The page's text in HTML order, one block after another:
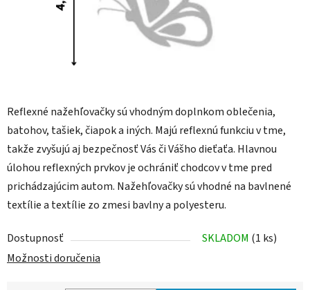
Reflexné nažehľovačky sú vhodným doplnkom oblečenia,
batohov, tašiek, čiapok a iných. Majú reflexnú funkciu v tme,
takže zvyšujú aj bezpečnosť Vás či Vášho dieťaťa. Hlavnou
úlohou reflexných prvkov je ochrániť chodcov v tme pred
prichádzajúcim autom. Nažehľovačky sú vhodné na bavlnené
textílie a textílie zo zmesi bavlny a polyesteru.
Dostupnosť SKLADOM (1 ks)
Možnosti doručenia